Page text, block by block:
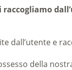
dall’utente e
della